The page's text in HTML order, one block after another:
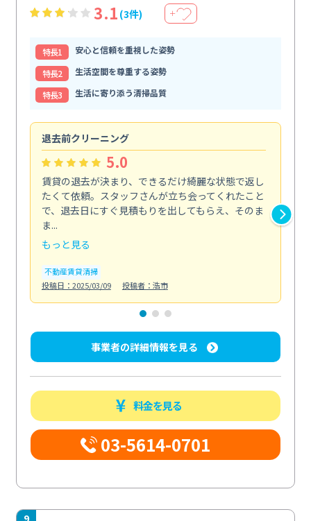
3.1 (3件) ＋
特⻑1
安心と信頼を重視した姿勢
特⻑2
生活空間を尊重する姿勢
特⻑3
生活に寄り添う清掃品質
退去前クリーニング
5.0
賃貸の退去が決まり、できるだけ綺麗な状態で返し
たくて依頼。スタッフさんが立ち会ってくれたこと
で、退去日にすぐ見積もりを出してもらえ、そのま
ま...
もっと見る
不動産賃貸清掃
投稿日：2025/03/09
投稿者：浩市
事業者の詳細情報を見る
料金を見る
03-5614-0701